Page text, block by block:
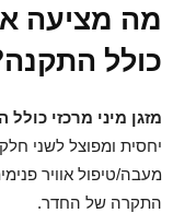
מה מציעה
כולל
מזגן מיני מרכזי כולל
יחסית ומפוצל לשני
מעבה/טיפול אוויר
התקרה של החדר.